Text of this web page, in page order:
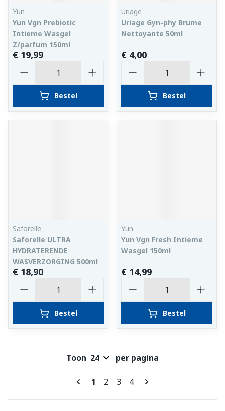
Yun
Yun Vgn Prebiotic
Intieme Wasgel
Z/parfum 150ml
€ 19,99
Bestel
Uriage
Uriage Gyn-phy Brume
Nettoyante 50ml
€ 4,00
Bestel
Saforelle
Saforelle ULTRA
HYDRATERENDE
WASVERZORGING 500ml
€ 18,90
Bestel
Yun
Yun Vgn Fresh Intieme
Wasgel 150ml
€ 14,99
Bestel
Pagina's
U lees momenteel pagina
1 Pagina
2 Pagina
3 Pagina
4
Toon per pagina